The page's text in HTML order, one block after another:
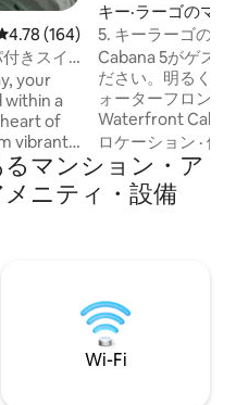
ビュー164件、5つ星中4.78つ
4.78 (164)
きスイ
your
a
of
vibrant
like
exclusive
キー·ラーゴのマ
アパート
5. キーラーゴのウ
ジオ | カヤック＆
Cabana 5がゲス
ださい。明るくモ
ォーターフロント
Waterfront
そばで海に直接
グローブでカヤッ
ーケリング、防
ースシャークを
場、専用ボートド
ています。ジョン
界一流のシュノー
スポットから数分
ロケーション ·価
マンション・ア
ニティ・設備
Wi-Fi